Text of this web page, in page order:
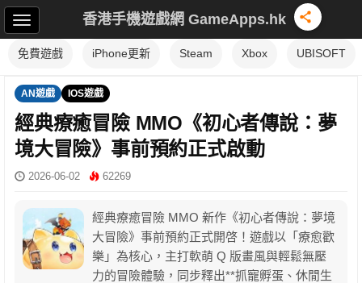
香港手機遊戲網 GameApps.hk
免費遊戲 iPhone更新 Steam Xbox UBISOFT
AN遊戲 IOS遊戲
經典療癒冒險 MMO《初心者傳說：夢
境大冒險》事前預約正式啟動
2026-06-02 62269
經典療癒冒險 MMO 新作《初心者傳說：夢境
大冒險》事前預約正式開啓！遊戲以「療愈歡
樂」為核心，主打軟萌 Q 版畫風與輕鬆無壓
力的冒險體驗，同步釋出**抓寵孵蛋、休閒生